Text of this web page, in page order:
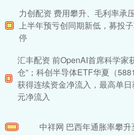
力创配资 费用攀升、毛利率承
上半年预亏创同期新低，募投
停
汇丰配资 前OpenAI首席科学家
仓”；科创半导体ETF华夏（
获得连续资金净流入，最高单
元净流入
中祥网 巴西年通胀率攀升